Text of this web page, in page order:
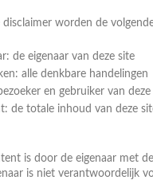
disclaimer worden de
de eigenaar van deze site
alle denkbare handelingen
en gebruiker van deze
de totale inhoud van deze
is door de eigenaar met
is niet verantwoordelijk